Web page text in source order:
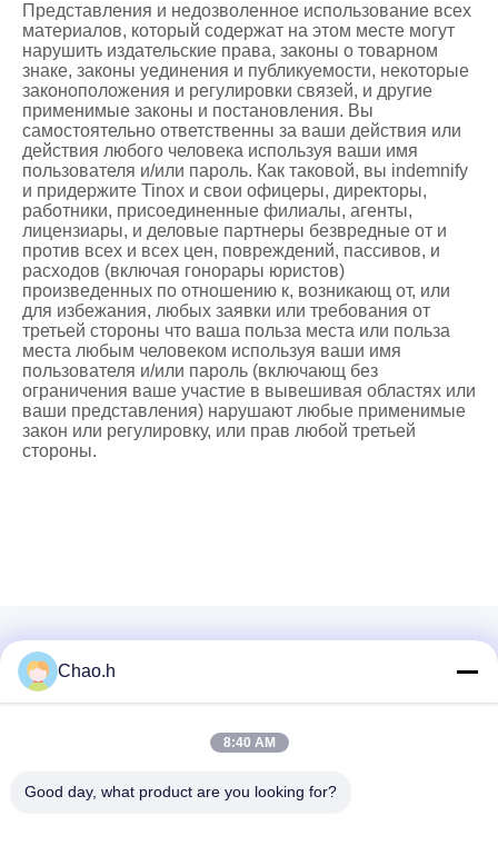
Представления и недозволенное использование всех
материалов, который содержат на этом месте могут
нарушить издательские права, законы о товарном
знаке, законы уединения и публикуемости, некоторые
законоположения и регулировки связей, и другие
применимые законы и постановления. Вы
самостоятельно ответственны за ваши действия или
действия любого человека используя ваши имя
пользователя и/или пароль. Как таковой, вы indemnify
и придержите Tinox и свои офицеры, директоры,
работники, присоединенные филиалы, агенты,
лицензиары, и деловые партнеры безвредные от и
против всех и всех цен, повреждений, пассивов, и
расходов (включая гонорары юристов)
произведенных по отношению к, возникающ от, или
для избежания, любых заявки или требования от
третьей стороны что ваша польза места или польза
места любым человеком используя ваши имя
пользователя и/или пароль (включающ без
ограничения ваше участие в вывешивая областях или
ваши представления) нарушают любые применимые
закон или регулировку, или прав любой третьей
стороны.
1-ый пол, No.40, No.69, улица Zhengbei средняя, улица
Chao.h
8:40 AM
Good day, what product are you looking for?